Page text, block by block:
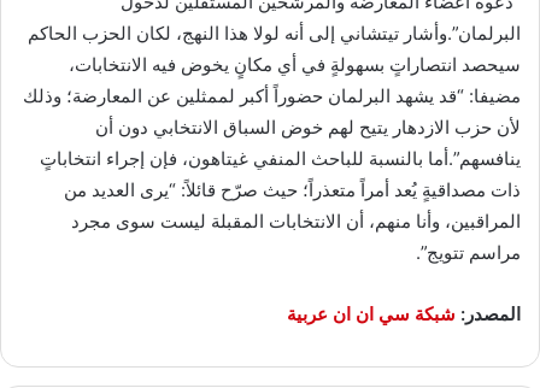
البرلمان”.وأشار تيتشاني إلى أنه لولا هذا النهج، لكان الحزب الحاكم
سيحصد انتصاراتٍ بسهولةٍ في أي مكانٍ يخوض فيه الانتخابات،
مضيفا: “قد يشهد البرلمان حضوراً أكبر لممثلين عن المعارضة؛ وذلك
لأن حزب الازدهار يتيح لهم خوض السباق الانتخابي دون أن
ينافسهم”.أما بالنسبة للباحث المنفي غيتاهون، فإن إجراء انتخاباتٍ
ذات مصداقيةٍ يُعد أمراً متعذراً؛ حيث صرّح قائلاً: “يرى العديد من
المراقبين، وأنا منهم، أن الانتخابات المقبلة ليست سوى مجرد
مراسم تتويج”.
المصدر: شبكة سي ان ان عربية